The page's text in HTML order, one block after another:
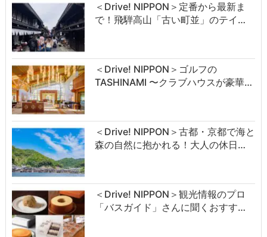
＜Drive! NIPPON＞定番から最新ま
で！飛騨高山「古い町並」のテイ…
＜Drive! NIPPON＞ゴルフの
TASHINAMI 〜クラブハウスが豪華…
＜Drive! NIPPON＞古都・京都で海と
森の自然に抱かれる！大人の休日…
＜Drive! NIPPON＞観光情報のプロ
「バスガイド」さんに聞くおすす…